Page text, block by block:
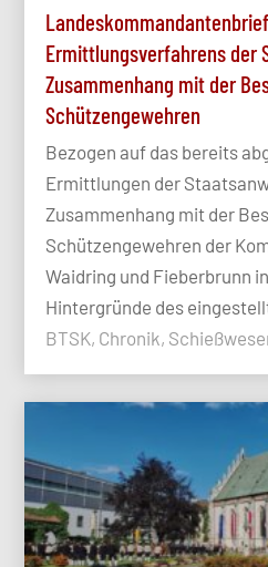
Ermittlungsverfahrens der
Zusammenhang mit der
Schützengewehren
Bezogen auf das bereits
Ermittlungen der
Zusammenhang mit der
Schützengewehren der
Waidring und Fieberbrunn
Hintergründe des
BTSK, Chronik,